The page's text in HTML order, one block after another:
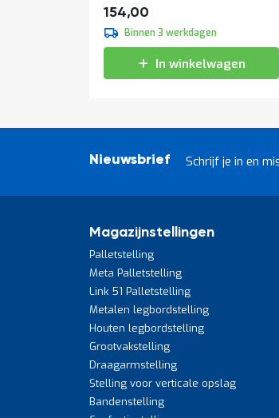
Vanaf
154,00
Binnen 3 werkdagen
In winkelwagen
Nieuwsbrief Schrijf je in en
Magazijnstellingen
Palletstelling
Meta Palletstelling
Link 51 Palletstelling
Metalen legbordstelling
Houten legbordstelling
Grootvakstelling
Draagarmstelling
Stelling voor verticale opslag
Bandenstelling